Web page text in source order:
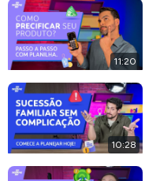
11:20
10:28